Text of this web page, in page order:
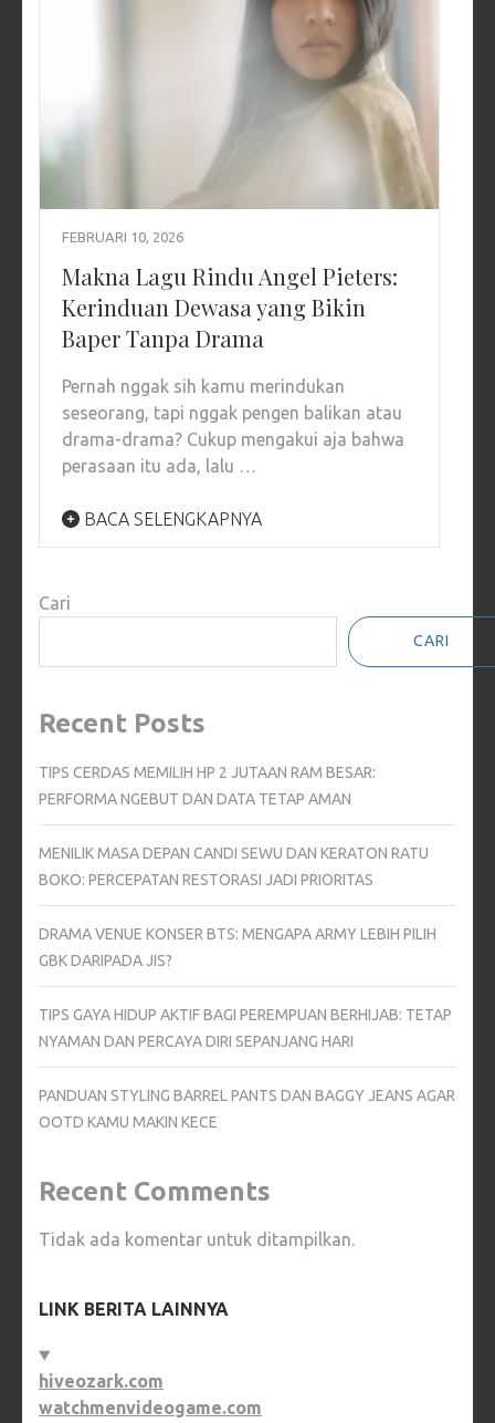
FEBRUARI 10, 2026
Makna Lagu Rindu Angel Pieters:
Kerinduan Dewasa yang Bikin
Baper Tanpa Drama
Pernah nggak sih kamu merindukan
seseorang, tapi nggak pengen balikan atau
drama-drama? Cukup mengakui aja bahwa
perasaan itu ada, lalu …
BACA SELENGKAPNYA
Cari
CARI
Recent Posts
TIPS CERDAS MEMILIH HP 2 JUTAAN RAM BESAR:
PERFORMA NGEBUT DAN DATA TETAP AMAN
MENILIK MASA DEPAN CANDI SEWU DAN KERATON RATU
BOKO: PERCEPATAN RESTORASI JADI PRIORITAS
DRAMA VENUE KONSER BTS: MENGAPA ARMY LEBIH PILIH
GBK DARIPADA JIS?
TIPS GAYA HIDUP AKTIF BAGI PEREMPUAN BERHIJAB: TETAP
NYAMAN DAN PERCAYA DIRI SEPANJANG HARI
PANDUAN STYLING BARREL PANTS DAN BAGGY JEANS AGAR
OOTD KAMU MAKIN KECE
Recent Comments
Tidak ada komentar untuk ditampilkan.
LINK BERITA LAINNYA
hiveozark.com
watchmenvideogame.com